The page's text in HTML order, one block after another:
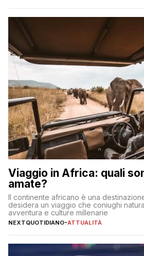
sul […]
Viaggio in Africa: quali
amate?
Il continente africano è una
desidera un viaggio che coniughi
avventura e culture millenarie
NEXTQUOTIDIANO-ATTUALITÀ